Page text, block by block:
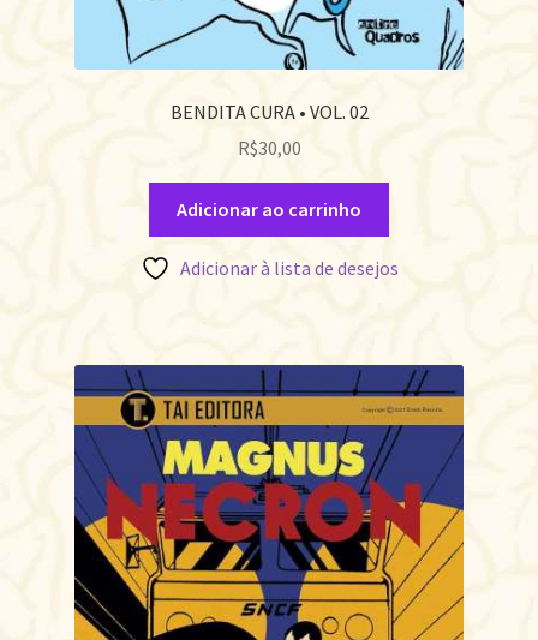
BENDITA CURA • VOL. 02
R$30,00
Adicionar ao carrinho
Adicionar à lista de desejos